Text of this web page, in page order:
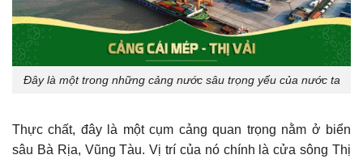
Đây là một trong những cảng nước sâu trọng yếu của nước ta
Thực chất, đây là một cụm cảng quan trọng nằm ở biển
sâu Bà Rịa, Vũng Tàu. Vị trí của nó chính là cửa sông Thị